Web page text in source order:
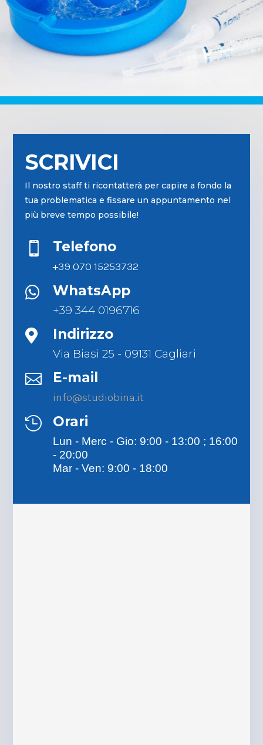
SCRIVICI
Il nostro staff ti ricontatterà per capire a fondo la
tua problematica e fissare un appuntamento nel
più breve tempo possibile!
 Telefono
+39 070 15253732
 WhatsApp
+39 344 0196716
 Indirizzo
Via Biasi 25 - 09131 Cagliari
 E-mail
info@studiobina.it
 Orari
Lun - Merc - Gio: 9:00 - 13:00 ; 16:00
- 20:00
Mar - Ven: 9:00 - 18:00